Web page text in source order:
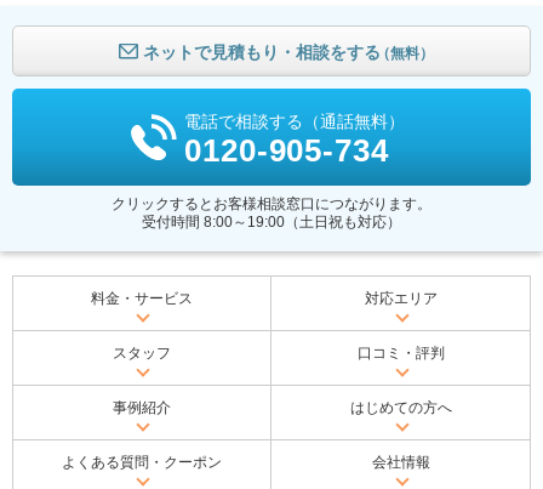
ネットで見積もり・相談をする（無料）
電話で相談する（通話無料）
0120-905-734
クリックするとお客様相談窓口につながります。
受付時間 8:00～19:00（土日祝も対応）
料金・サービス 対応エリア
スタッフ 口コミ・評判
事例紹介 はじめての方へ
よくある質問・クーポン 会社情報